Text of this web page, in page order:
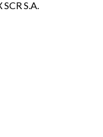
S.A.